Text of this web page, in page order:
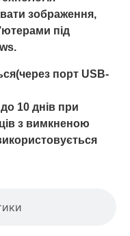
зображення,
під
порт USB-
10 днів при
з вимкненою